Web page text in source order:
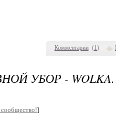
Комментарии (1)
УБОР - WOLKA.
]